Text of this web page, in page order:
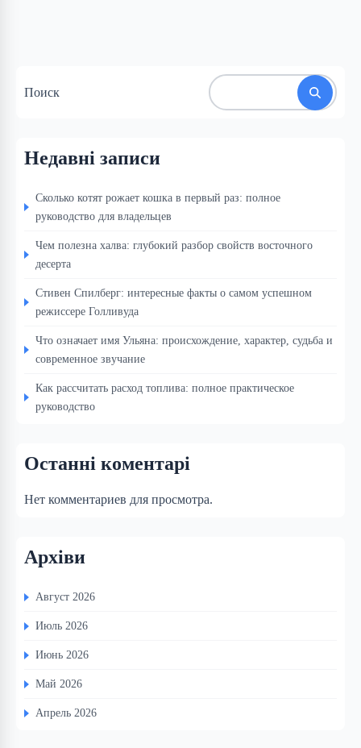
Поиск
Недавні записи
Сколько котят рожает кошка в первый раз: полное
руководство для владельцев
Чем полезна халва: глубокий разбор свойств восточного
десерта
Стивен Спилберг: интересные факты о самом успешном
режиссере Голливуда
Что означает имя Ульяна: происхождение, характер, судьба и
современное звучание
Как рассчитать расход топлива: полное практическое
руководство
Останні коментарі
Нет комментариев для просмотра.
Архіви
Август 2026
Июль 2026
Июнь 2026
Май 2026
Апрель 2026